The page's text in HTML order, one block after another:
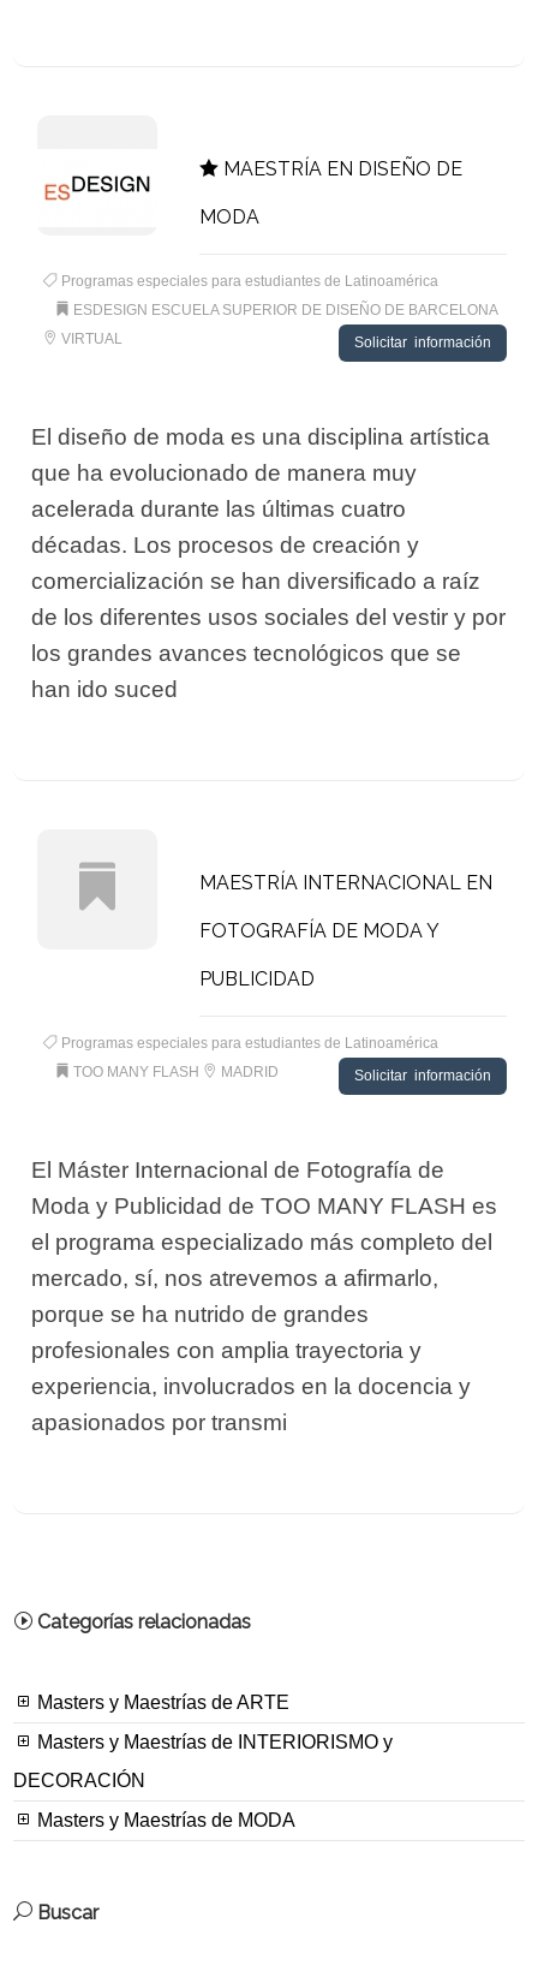
MAESTRÍA EN DISEÑO DE
MODA
Programas especiales para estudiantes de Latinoamérica
ESDESIGN ESCUELA SUPERIOR DE DISEÑO DE BARCELONA
VIRTUAL
Solicitar información
El diseño de moda es una disciplina artística
que ha evolucionado de manera muy
acelerada durante las últimas cuatro
décadas. Los procesos de creación y
comercialización se han diversificado a raíz
de los diferentes usos sociales del vestir y por
los grandes avances tecnológicos que se
han ido suced
MAESTRÍA INTERNACIONAL EN
FOTOGRAFÍA DE MODA Y
PUBLICIDAD
Programas especiales para estudiantes de Latinoamérica
TOO MANY FLASH
MADRID Solicitar información
El Máster Internacional de Fotografía de
Moda y Publicidad de TOO MANY FLASH es
el programa especializado más completo del
mercado, sí, nos atrevemos a afirmarlo,
porque se ha nutrido de grandes
profesionales con amplia trayectoria y
experiencia, involucrados en la docencia y
apasionados por transmi
Categorías relacionadas
Masters y Maestrías de ARTE
Masters y Maestrías de INTERIORISMO y
DECORACIÓN
Masters y Maestrías de MODA
Buscar